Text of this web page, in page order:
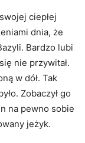
ciepłej
dnia, że
Bardzo lubi
nie przywitał.
w dół. Tak
Zobaczył go
na pewno sobie
jeżyk.